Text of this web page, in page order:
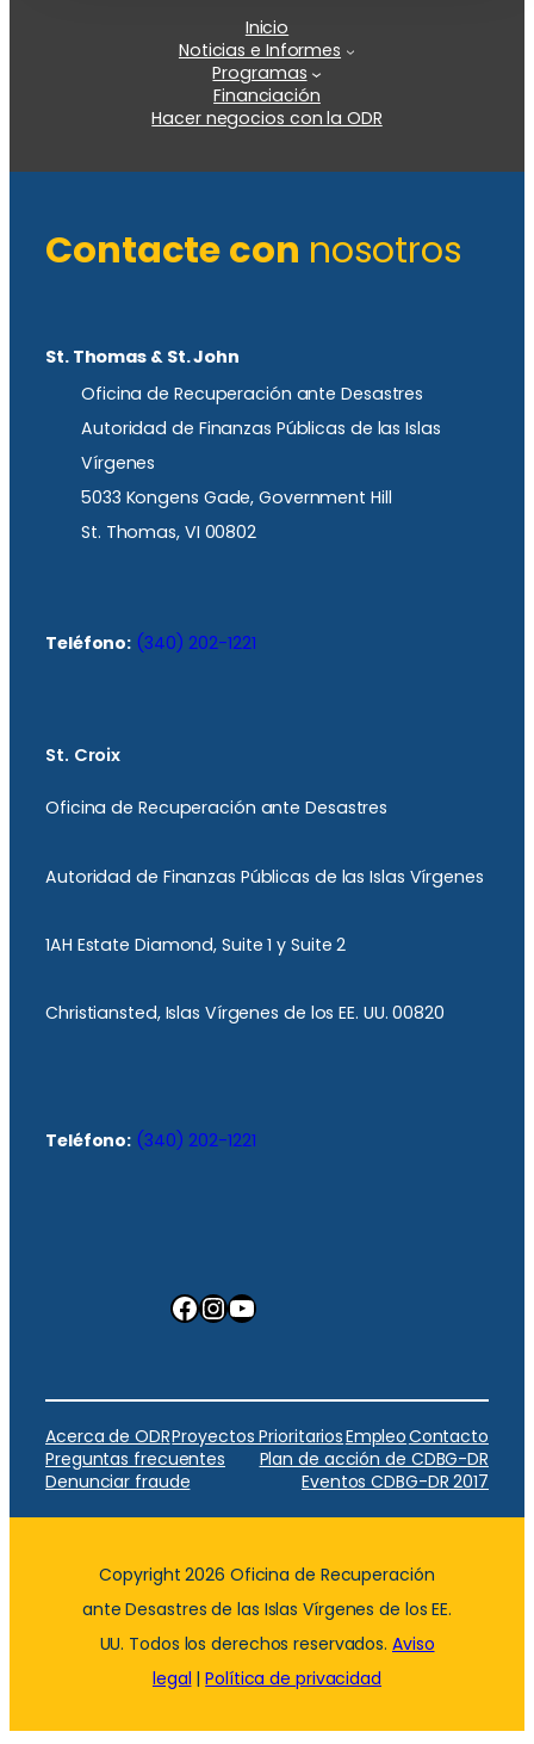
Inicio
Noticias e Informes
Programas
Financiación
Hacer negocios con la ODR
Contacte con nosotros
St. Thomas & St. John
Oficina de Recuperación ante Desastres
Autoridad de Finanzas Públicas de las Islas
Vírgenes
5033 Kongens Gade, Government Hill
St. Thomas, VI 00802
Teléfono: (340) 202-1221
St. Croix
Oficina de Recuperación ante Desastres
Autoridad de Finanzas Públicas de las Islas Vírgenes
1AH Estate Diamond, Suite 1 y Suite 2
Christiansted, Islas Vírgenes de los EE. UU. 00820
Teléfono: (340) 202-1221
Facebook InstagramYouTube
Acerca de ODRProyectos PrioritariosEmpleoContacto
Preguntas frecuentes
Plan de acción de CDBG-DR
Denunciar fraude
Eventos CDBG-DR 2017
Copyright 2026 Oficina de Recuperación
ante Desastres de las Islas Vírgenes de los EE.
UU. Todos los derechos reservados. Aviso
legal |Política de privacidad